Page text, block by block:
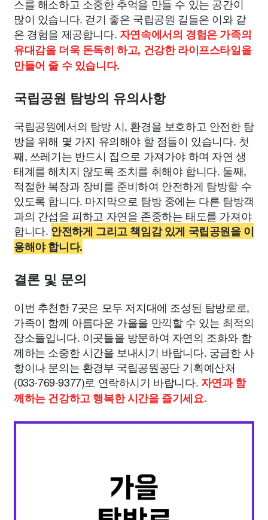
스를 해소하고 소중한 추억을 만들 수 있는 공간이
많이 있습니다. 걷기 좋은 국립공원 길들은 이와 같
은 경험을 제공합니다. 자연속에서의 경험은 가족의
유대감을 더욱 돈독히 하고, 건강한 라이프스타일을
만들어 줄 수 있습니다.
국립공원 탐방의 유의사항
국립공원에서의 탐방 시, 환경을 보호하고 안전한 탐
방을 위해 몇 가지 유의해야 할 점들이 있습니다. 첫
째, 쓰레기는 반드시 집으로 가져가야 하며 자연 생
태계를 해치지 않도록 조치를 취해야 합니다. 둘째,
적절한 복장과 장비를 준비하여 안전하게 탐방할 수
있도록 합니다. 마지막으로 탐방 중에는 다른 탐방객
과의 간섭을 피하고 자연을 존중하는 태도를 가져야
합니다. 안전하게 그리고 책임감 있게 국립공원을 이
용해야 합니다.
결론 및 문의
이번 추천한 7곳은 모두 저지대에 조성된 탐방로로,
가족이 함께 아름다운 가을을 만끽할 수 있는 최적의
장소들입니다. 이곳들을 방문하여 자연의 조화와 함
께하는 소중한 시간을 보내시기 바랍니다. 궁금한 사
항이나 문의는 환경부 국립공원공단 기획예산처
(033-769-9377)로 연락하시기 바랍니다. 자연과 함
께하는 건강하고 행복한 시간을 즐기세요.